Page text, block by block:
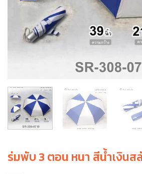
ร่มพับ 3 ตอน หนา สีน้ำเงินส